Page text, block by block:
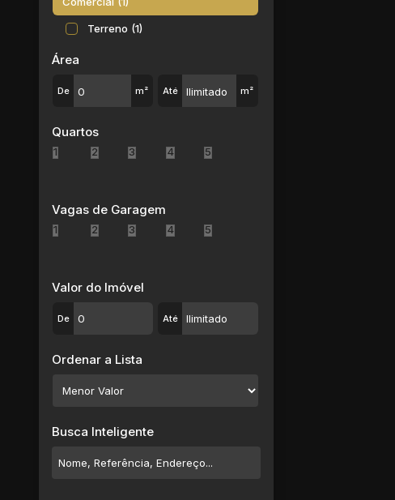
Jardim Chácara Méa (1)
Jardim das Flores (1)
Jardim Modelo (1)
Jardim Santa Inês (1)
Meu Cantinho (4)
Parque Santa Rosa (18)
Sítio São José (2)
Vila Costa (4)
Vila Figueira (8)
Terreno (1)
Área
De m² Até m²
Quartos
1 2 3 4 5
Vagas de Garagem
1 2 3 4 5
Valor do Imóvel
De Até
Ordenar a Lista
Busca Inteligente